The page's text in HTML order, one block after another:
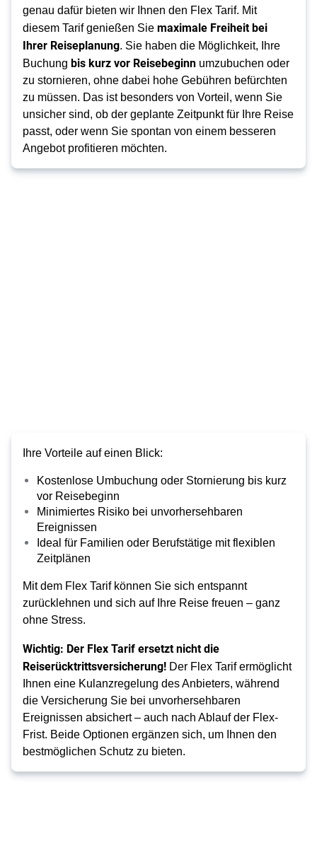
genau dafür bieten wir Ihnen den Flex Tarif. Mit
diesem Tarif genießen Sie maximale Freiheit bei
Ihrer Reiseplanung. Sie haben die Möglichkeit, Ihre
Buchung bis kurz vor Reisebeginn umzubuchen oder
zu stornieren, ohne dabei hohe Gebühren befürchten
zu müssen. Das ist besonders von Vorteil, wenn Sie
unsicher sind, ob der geplante Zeitpunkt für Ihre Reise
passt, oder wenn Sie spontan von einem besseren
Angebot profitieren möchten.
Ihre Vorteile auf einen Blick:
Kostenlose Umbuchung oder Stornierung bis kurz
vor Reisebeginn
Minimiertes Risiko bei unvorhersehbaren
Ereignissen
Ideal für Familien oder Berufstätige mit flexiblen
Zeitplänen
Mit dem Flex Tarif können Sie sich entspannt
zurücklehnen und sich auf Ihre Reise freuen – ganz
ohne Stress.
Wichtig: Der Flex Tarif ersetzt nicht die
Reiserücktrittsversicherung! Der Flex Tarif ermöglicht
Ihnen eine Kulanzregelung des Anbieters, während
die Versicherung Sie bei unvorhersehbaren
Ereignissen absichert – auch nach Ablauf der Flex-
Frist. Beide Optionen ergänzen sich, um Ihnen den
bestmöglichen Schutz zu bieten.